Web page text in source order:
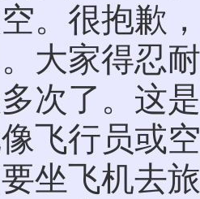
。很抱歉
大家得忍
次了。这
飞行员或
坐飞机去